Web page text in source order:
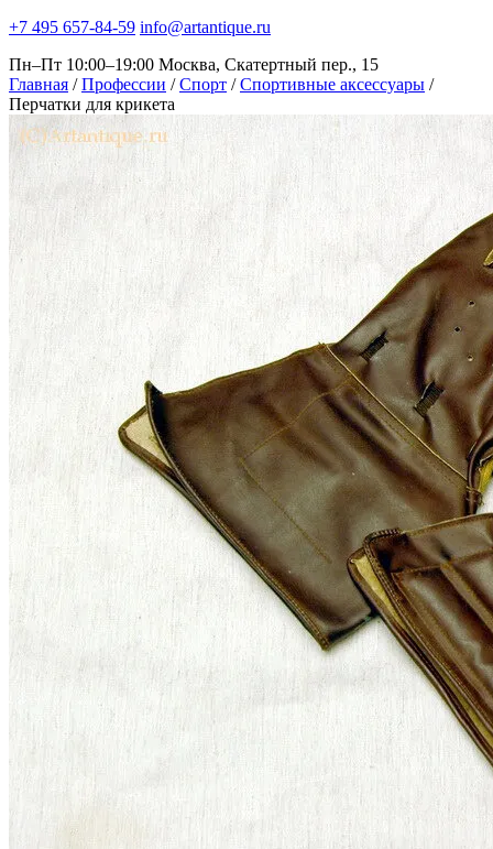
+7 495 657-84-59 info@artantique.ru
Пн–Пт 10:00–19:00 Москва, Скатертный пер., 15
Главная / Профессии / Спорт / Спортивные аксессуары /
Перчатки для крикета